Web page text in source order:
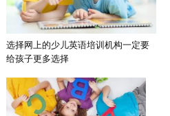
选择网上的少儿英语培训机构一定要
给孩子更多选择